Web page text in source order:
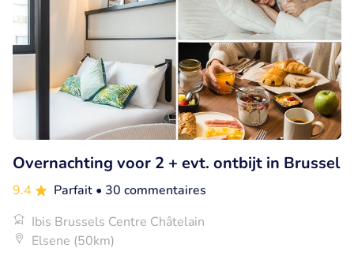
Overnachting voor 2 + evt. ontbijt in Brussel
9.4 Parfait • 30 commentaires
Ibis Brussels Centre Châtelain
Elsene (50km)